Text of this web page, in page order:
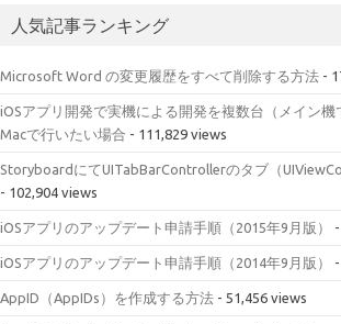
人気記事ランキング
Microsoft Word の変更履歴をすべて削除する方法 -
iOSアプリ開発で実機による開発を複数台（メイン
Macで行いたい場合 - 111,829 views
StoryboardにてUITabBarControllerのタブ（
- 102,904 views
iOSアプリのアップデート申請手順（2015年9月版）
iOSアプリのアップデート申請手順（2014年9月版）
AppID（AppIDs）を作成する方法 - 51,456 views